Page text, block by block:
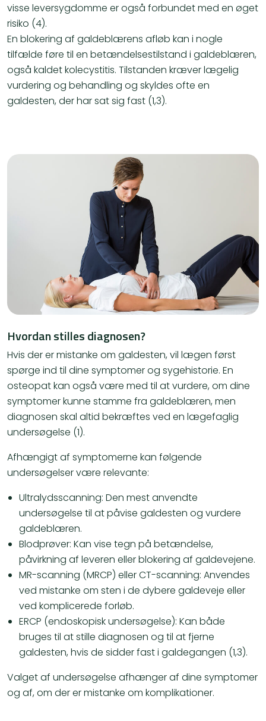
visse leversygdomme er også forbundet med en øget
risiko (4).
En blokering af galdeblærens afløb kan i nogle
tilfælde føre til en betændelsestilstand i galdeblæren,
også kaldet kolecystitis. Tilstanden kræver lægelig
vurdering og behandling og skyldes ofte en
galdesten, der har sat sig fast (1,3).
Hvordan stilles diagnosen?
Hvis der er mistanke om galdesten, vil lægen først
spørge ind til dine symptomer og sygehistorie. En
osteopat kan også være med til at vurdere, om dine
symptomer kunne stamme fra galdeblæren, men
diagnosen skal altid bekræftes ved en lægefaglig
undersøgelse (1).
Afhængigt af symptomerne kan følgende
undersøgelser være relevante:
Ultralydsscanning: Den mest anvendte
undersøgelse til at påvise galdesten og vurdere
galdeblæren.
Blodprøver: Kan vise tegn på betændelse,
påvirkning af leveren eller blokering af galdevejene.
MR-scanning (MRCP) eller CT-scanning: Anvendes
ved mistanke om sten i de dybere galdeveje eller
ved komplicerede forløb.
ERCP (endoskopisk undersøgelse): Kan både
bruges til at stille diagnosen og til at fjerne
galdesten, hvis de sidder fast i galdegangen (1,3).
Valget af undersøgelse afhænger af dine symptomer
og af, om der er mistanke om komplikationer.